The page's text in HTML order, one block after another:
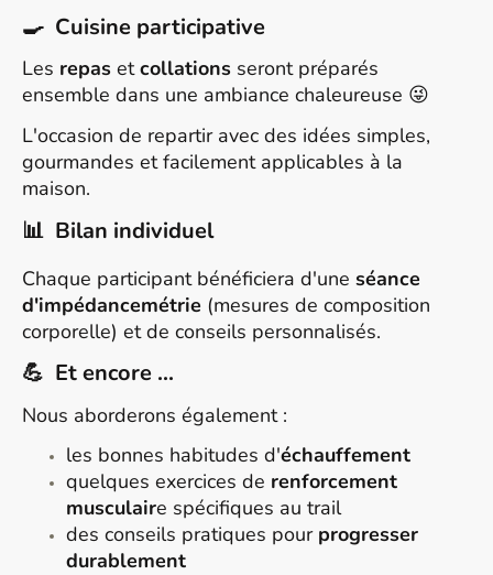
🍳 Cuisine participative
Les repas etcollations seront préparés
ensemble dans une ambiance chaleureuse 😜
L'occasion de repartir avec des idées simples,
gourmandes et facilement applicables à la
maison.
📊 Bilan individuel
Chaque participant bénéficiera d'une séance
d'impédancemétrie (mesures de composition
corporelle) et de conseils personnalisés.
💪 Et encore ...
Nous aborderons également :
les bonnes habitudes d'échauffement
quelques exercices de renforcement
musculaire spécifiques au trail
des conseils pratiques pour progresser
durablement